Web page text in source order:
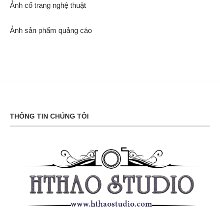
Ảnh cổ trang nghệ thuật
Ảnh sản phẩm quảng cáo
THÔNG TIN CHÚNG TÔI